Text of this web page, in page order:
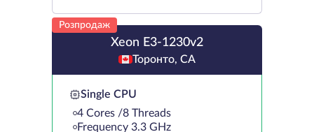
Розпродаж
Xeon E3-1230v2
Торонто, CA
Single CPU
4 Cores /8 Threads
Frequency 3.3 GHz